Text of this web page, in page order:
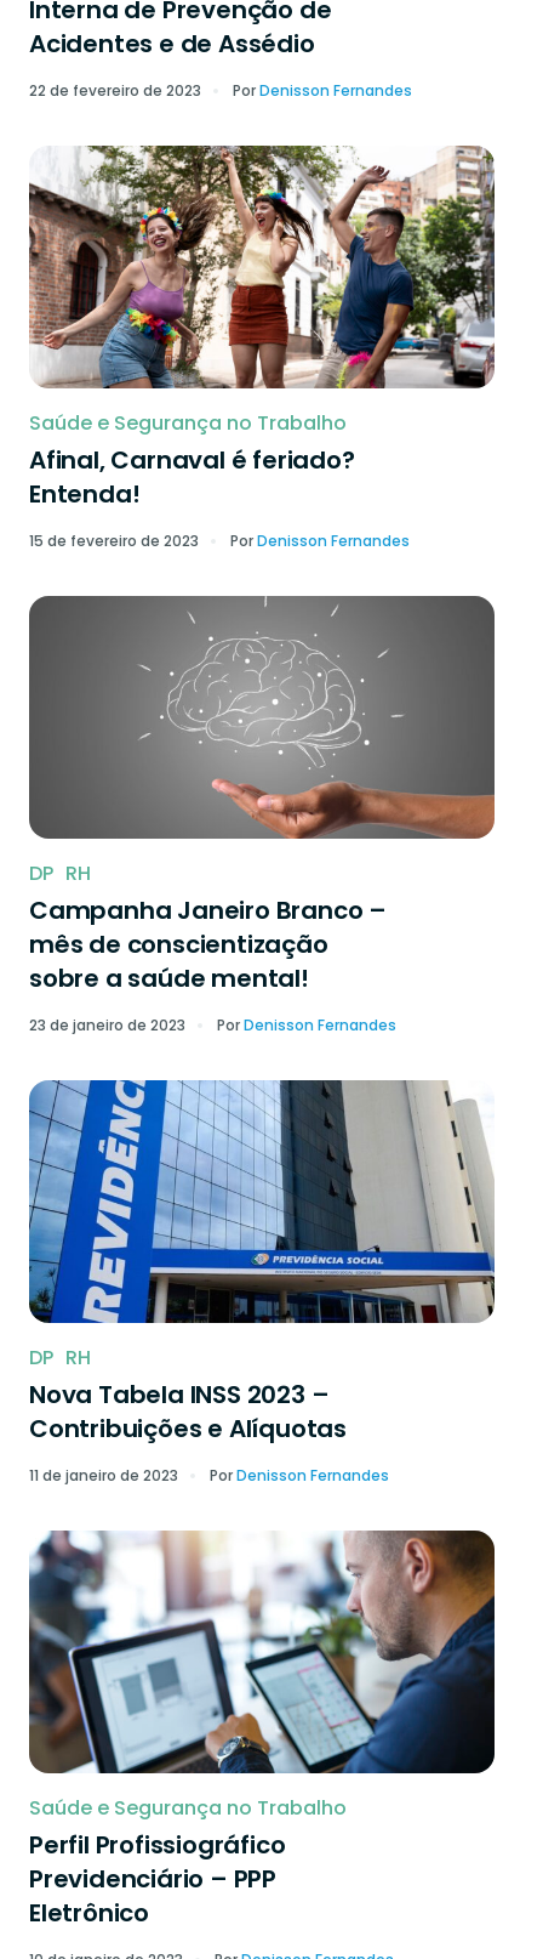
Interna de Prevenção de
Acidentes e de Assédio
22 de fevereiro de 2023 PorDenisson Fernandes
Saúde e Segurança no Trabalho
Afinal, Carnaval é feriado?
Entenda!
15 de fevereiro de 2023 PorDenisson Fernandes
DP RH
Campanha Janeiro Branco –
mês de conscientização
sobre a saúde mental!
23 de janeiro de 2023 PorDenisson Fernandes
DP RH
Nova Tabela INSS 2023 –
Contribuições e Alíquotas
11 de janeiro de 2023 PorDenisson Fernandes
Saúde e Segurança no Trabalho
Perfil Profissiográfico
Previdenciário – PPP
Eletrônico